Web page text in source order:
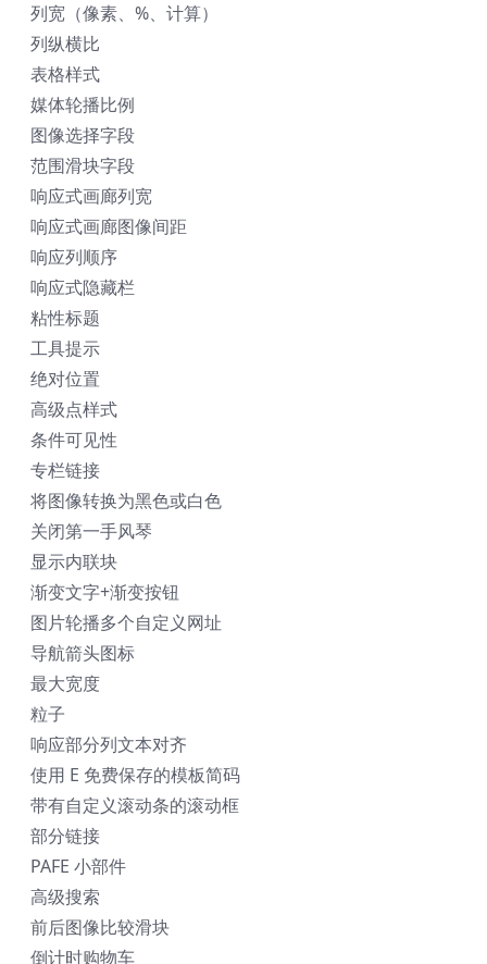
列宽（像素、%、计算）
列纵横比
表格样式
媒体轮播比例
图像选择字段
范围滑块字段
响应式画廊列宽
响应式画廊图像间距
响应列顺序
响应式隐藏栏
粘性标题
工具提示
绝对位置
高级点样式
条件可见性
专栏链接
将图像转换为黑色或白色
关闭第一手风琴
显示内联块
渐变文字+渐变按钮
图片轮播多个自定义网址
导航箭头图标
最大宽度
粒子
响应部分列文本对齐
使用 E 免费保存的模板简码
带有自定义滚动条的滚动框
部分链接
PAFE 小部件
高级搜索
前后图像比较滑块
倒计时购物车